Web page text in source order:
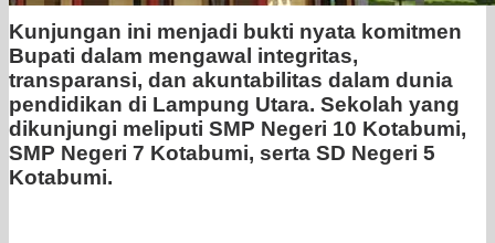
Kunjungan ini menjadi bukti nyata komitmen
Bupati dalam mengawal integritas,
transparansi, dan akuntabilitas dalam dunia
pendidikan di Lampung Utara. Sekolah yang
dikunjungi meliputi SMP Negeri 10 Kotabumi,
SMP Negeri 7 Kotabumi, serta SD Negeri 5
Kotabumi.